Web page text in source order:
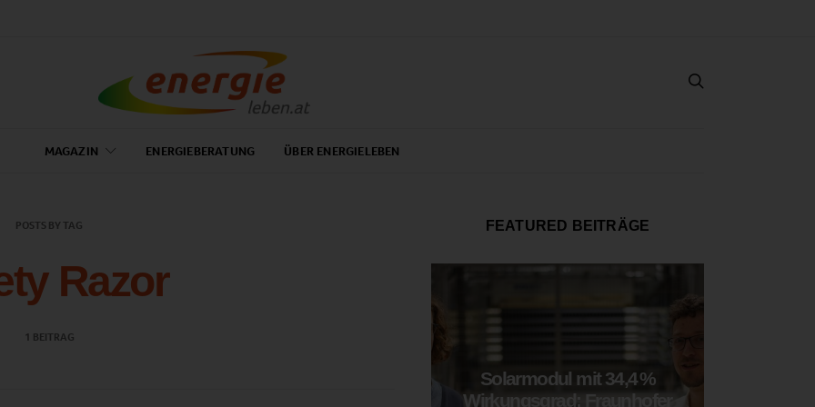
MAGAZIN ENERGIEBERATUNG ÜBER ENERGIELEBEN
POSTS BY TAG
Razor
1 BEITRAG
FEATURED BEITRÄGE
Solarmodul mit 34,4 %
Wirkungsgrad: Fraunhofer